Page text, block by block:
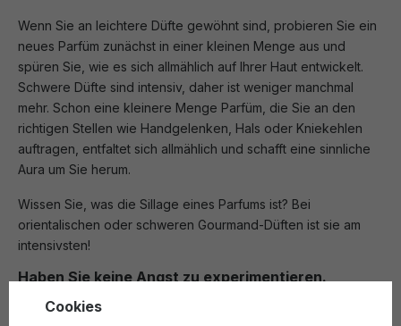
Wenn Sie an leichtere Düfte gewöhnt sind, probieren Sie ein
neues Parfüm zunächst in einer kleinen Menge aus und
spüren Sie, wie es sich allmählich auf Ihrer Haut entwickelt.
Schwere Düfte sind intensiv, daher ist weniger manchmal
mehr. Schon eine kleinere Menge Parfüm, die Sie an den
richtigen Stellen wie Handgelenken, Hals oder Kniekehlen
auftragen, entfaltet sich allmählich und schafft eine sinnliche
Aura um Sie herum.
Wissen Sie, was die Sillage eines Parfums ist? Bei
orientalischen oder schweren Gourmand-Düften ist sie am
intensivsten!
Haben Sie keine Angst zu experimentieren.
Cookies